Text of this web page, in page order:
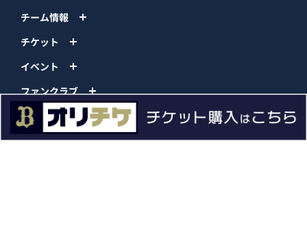
チーム情報
チケット
イベント
ファンクラブ
グッズ
ファーム